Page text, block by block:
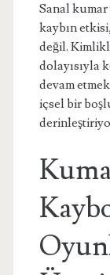
Sanal kumar
kaybın
değil.
dolayısıyla
devam
içsel bir